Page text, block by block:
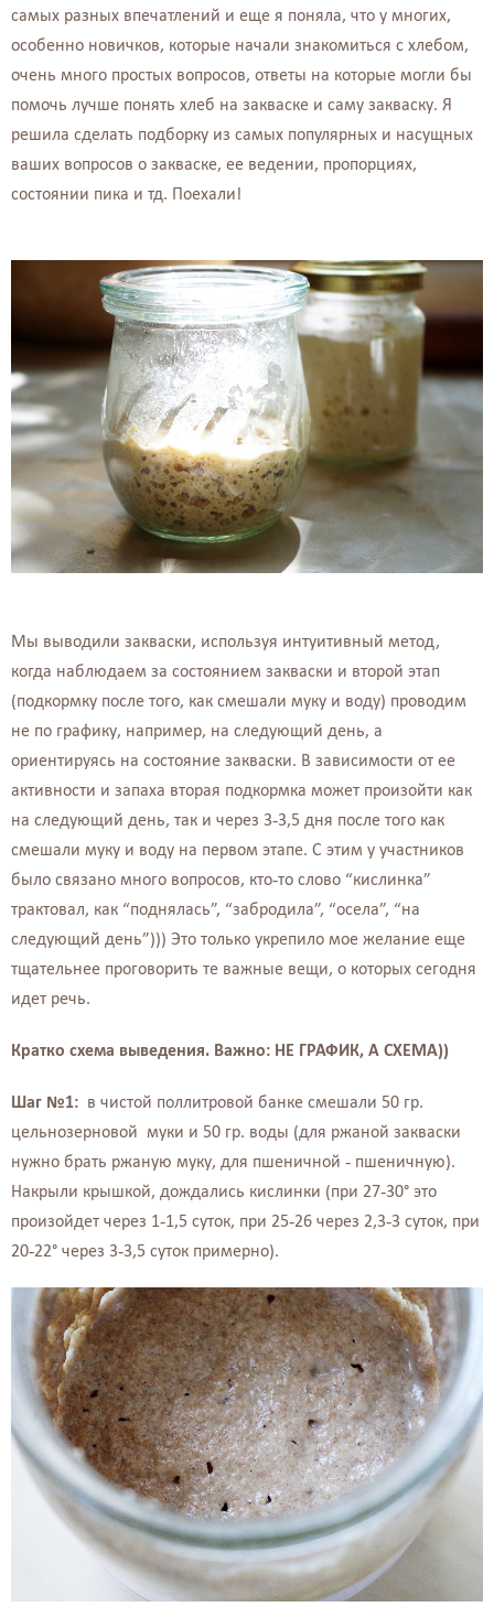
самых разных впечатлений и еще я поняла, что у многих,
особенно новичков, которые начали знакомиться с хлебом,
очень много простых вопросов, ответы на которые могли бы
помочь лучше понять хлеб на закваске и саму закваску. Я
решила сделать подборку из самых популярных и насущных
ваших вопросов о закваске, ее ведении, пропорциях,
состоянии пика и тд. Поехали!
Мы выводили закваски, используя интуитивный метод,
когда наблюдаем за состоянием закваски и второй этап
(подкормку после того, как смешали муку и воду) проводим
не по графику, например, на следующий день, а
ориентируясь на состояние закваски. В зависимости от ее
активности и запаха вторая подкормка может произойти как
на следующий день, так и через 3-3,5 дня после того как
смешали муку и воду на первом этапе. С этим у участников
было связано много вопросов, кто-то слово “кислинка”
трактовал, как “поднялась”, “забродила”, “осела”, “на
следующий день”))) Это только укрепило мое желание еще
тщательнее проговорить те важные вещи, о которых сегодня
идет речь.
Кратко схема выведения. Важно: НЕ ГРАФИК, А СХЕМА))
Шаг №1: в чистой поллитровой банке смешали 50 гр.
цельнозерновой муки и 50 гр. воды (для ржаной закваски
нужно брать ржаную муку, для пшеничной - пшеничную).
Накрыли крышкой, дождались кислинки (при 27-30° это
произойдет через 1-1,5 суток, при 25-26 через 2,3-3 суток, при
20-22° через 3-3,5 суток примерно).